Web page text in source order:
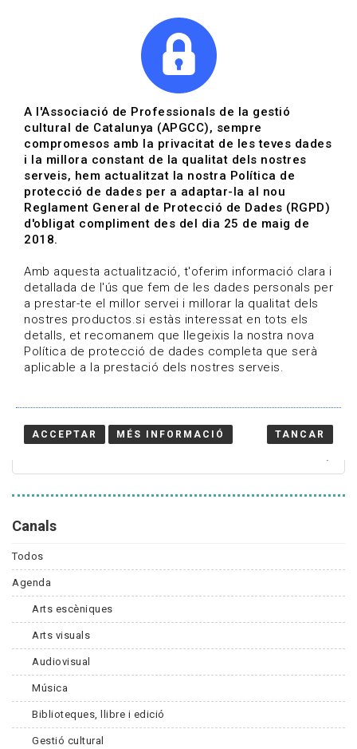
Actualitza't
Vols estar al dia?
HOME / BLOG
Estigues al dia
Convocatòries, activitats i notícies del sector de la
cultura.
Canals
Todos
Agenda
Arts escèniques
Arts visuals
Audiovisual
Música
Biblioteques, llibre i edició
Gestió cultural
A l'Associació de Professionals de la gestió
cultural de Catalunya (APGCC), sempre
compromesos amb la privacitat de les teves dades
i la millora constant de la qualitat dels nostres
serveis, hem actualitzat la nostra Política de
protecció de dades per a adaptar-la al nou
Reglament General de Protecció de Dades (RGPD)
d'obligat compliment des del dia 25 de maig de
2018.
Amb aquesta actualització, t'oferim informació clara i
detallada de l'ús que fem de les dades personals per
a prestar-te el millor servei i millorar la qualitat dels
nostres productos.si estàs interessat en tots els
detalls, et recomanem que llegeixis la nostra nova
Política de protecció de dades completa que serà
aplicable a la prestació dels nostres serveis.
ACCEPTAR MÉS INFORMACIÓ TANCAR